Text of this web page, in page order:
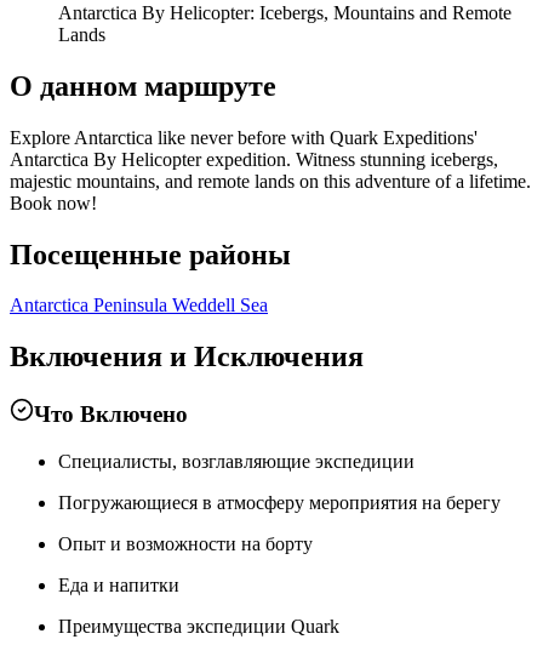
Antarctica By Helicopter: Icebergs, Mountains and Remote
Lands
О данном маршруте
Explore Antarctica like never before with Quark Expeditions'
Antarctica By Helicopter expedition. Witness stunning icebergs,
majestic mountains, and remote lands on this adventure of a lifetime.
Book now!
Посещенные районы
Antarctica Peninsula Weddell Sea
Включения и Исключения
Что Включено
Специалисты, возглавляющие экспедиции
Погружающиеся в атмосферу мероприятия на берегу
Опыт и возможности на борту
Еда и напитки
Преимущества экспедиции Quark